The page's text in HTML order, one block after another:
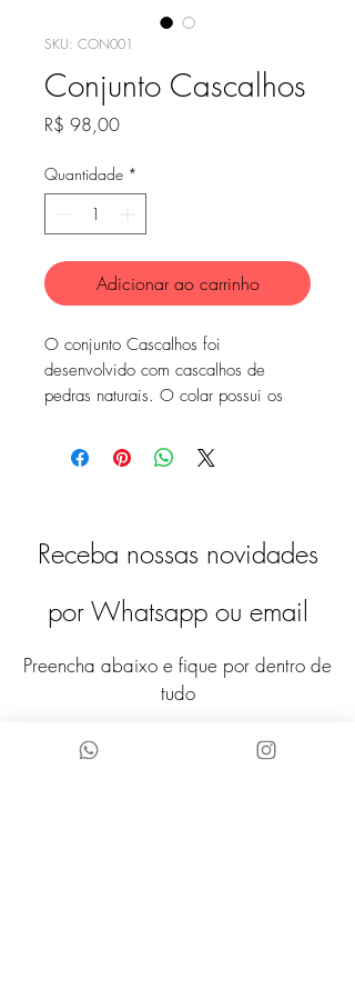
SKU: CON001
Conjunto Cascalhos
R$ 98,00Preço
Quantidade *
Adicionar ao carrinho
O conjunto Cascalhos foi
desenvolvido com cascalhos de
pedras naturais. O colar possui os
meio, e trazendo um design
diferente. De um lado são os
mescladas com miçangas maiores e
diferencial: o charme está na tarraxa
que contém elementos do colar com
miçangas e cascalhos.
Receba nossas novidades
por Whatsapp ou email
Preencha abaixo e fique por dentro de
tudo